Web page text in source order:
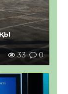
33 0